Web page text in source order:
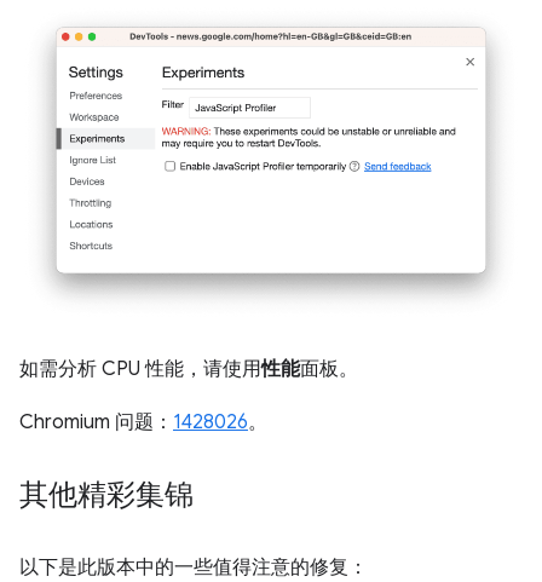
如需分析 CPU 性能，请使用性能面板。
Chromium 问题： 1428026。
其他精彩集锦
以下是此版本中的一些值得注意的修复：